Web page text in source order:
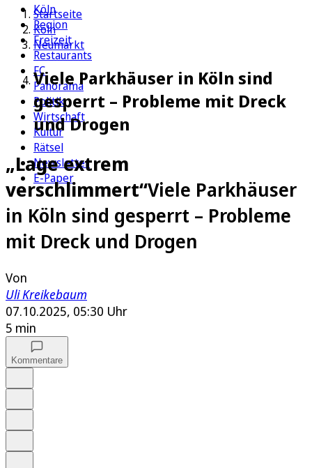
Köln
Region
Freizeit
Restaurants
FC
Panorama
Politik
Wirtschaft
Kultur
Rätsel
Newsletter
E-Paper
Startseite
Köln
Neumarkt
Viele Parkhäuser in Köln sind
gesperrt – Probleme mit Dreck
und Drogen
„Lage extrem
verschlimmert“Viele Parkhäuser
in Köln sind gesperrt – Probleme
mit Dreck und Drogen
Von
Uli Kreikebaum
07.10.2025, 05:30 Uhr
5 min
Kommentare